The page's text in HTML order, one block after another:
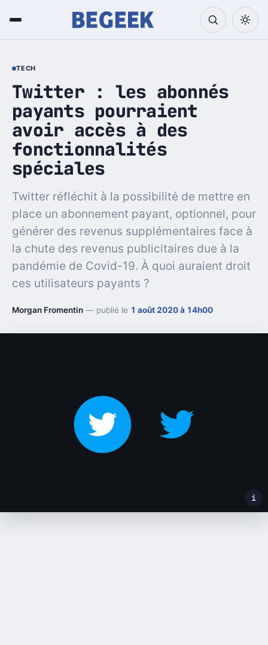
TECH
Twitter : les abonnés
payants pourraient
avoir accès à des
fonctionnalités
spéciales
Twitter réfléchit à la possibilité de mettre en
place un abonnement payant, optionnel, pour
générer des revenus supplémentaires face à
la chute des revenus publicitaires due à la
pandémie de Covid-19. À quoi auraient droit
ces utilisateurs payants ?
Morgan Fromentin — publié le 1 août 2020 à 14h00
i